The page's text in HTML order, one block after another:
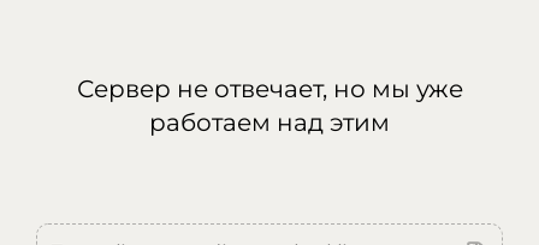
Сервер не отвечает, но мы уже
работаем над этим